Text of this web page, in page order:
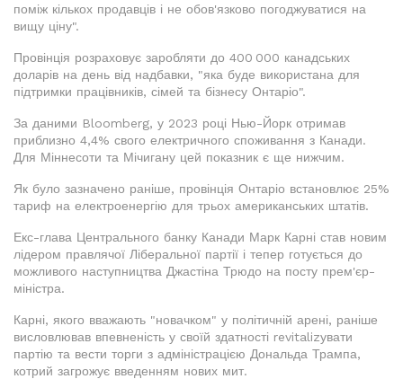
поміж кількох продавців і не обов'язково погоджуватися на
вищу ціну".
Провінція розраховує заробляти до 400 000 канадських
доларів на день від надбавки, "яка буде використана для
підтримки працівників, сімей та бізнесу Онтаріо".
За даними Bloomberg, у 2023 році Нью-Йорк отримав
приблизно 4,4% свого електричного споживання з Канади.
Для Міннесоти та Мічигану цей показник є ще нижчим.
Як було зазначено раніше, провінція Онтаріо встановлює 25%
тариф на електроенергію для трьох американських штатів.
Екс-глава Центрального банку Канади Марк Карні став новим
лідером правлячої Ліберальної партії і тепер готується до
можливого наступництва Джастіна Трюдо на посту прем'єр-
міністра.
Карні, якого вважають "новачком" у політичній арені, раніше
висловлював впевненість у своїй здатності revitalizувати
партію та вести торги з адміністрацією Дональда Трампа,
котрий загрожує введенням нових мит.